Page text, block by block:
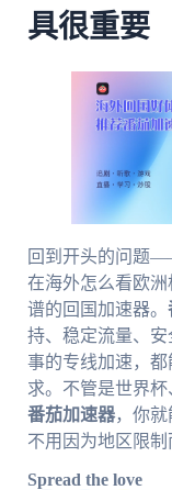
具很重要
回到开头的问题
在海外怎么看欧
谱的回国加速器。
持、稳定流量、
事的专线加速，
求。不管是世界
番茄加速器，你就
不用因为地区限制
Spread the love